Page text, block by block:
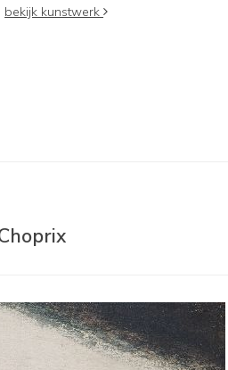
bekijk kunstwerk